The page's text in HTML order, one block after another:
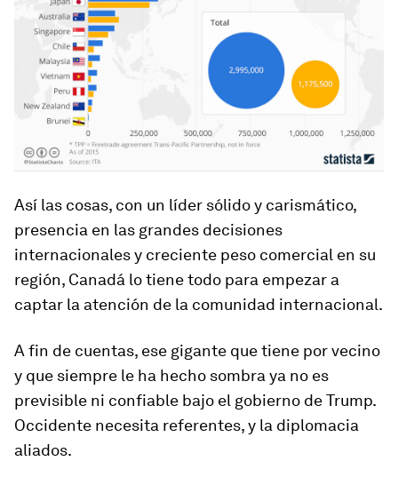
Así las cosas, con un líder sólido y carismático,
presencia en las grandes decisiones
internacionales y creciente peso comercial en su
región, Canadá lo tiene todo para empezar a
captar la atención de la comunidad internacional.
A fin de cuentas, ese gigante que tiene por vecino
y que siempre le ha hecho sombra ya no es
previsible ni confiable bajo el gobierno de Trump.
Occidente necesita referentes, y la diplomacia
aliados.